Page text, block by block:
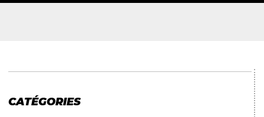
CATÉGORIES